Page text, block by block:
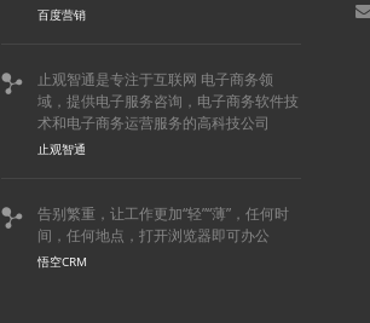
百度营销

止观智通是专注于互联网 电子商务领
域，提供电子服务咨询，电子商务软件技
术和电子商务运营服务的高科技公司
止观智通

告别繁重，让工作更加“轻”“薄”，任何时
间，任何地点，打开浏览器即可办公
悟空CRM